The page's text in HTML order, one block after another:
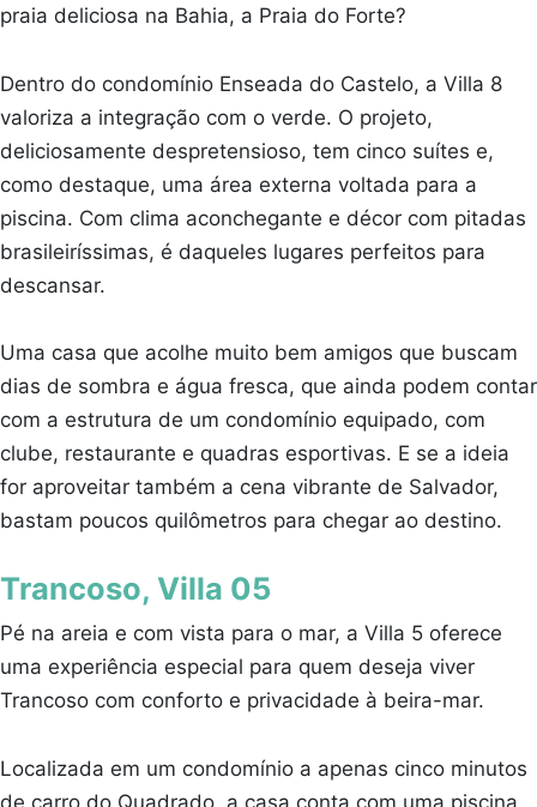
praia deliciosa na Bahia, a Praia do Forte?
Dentro do condomínio Enseada do Castelo, a Villa 8
valoriza a integração com o verde. O projeto,
deliciosamente despretensioso, tem cinco suítes e,
como destaque, uma área externa voltada para a
piscina. Com clima aconchegante e décor com pitadas
brasileiríssimas, é daqueles lugares perfeitos para
descansar.
Uma casa que acolhe muito bem amigos que buscam
dias de sombra e água fresca, que ainda podem contar
com a estrutura de um condomínio equipado, com
clube, restaurante e quadras esportivas. E se a ideia
for aproveitar também a cena vibrante de Salvador,
bastam poucos quilômetros para chegar ao destino.
Trancoso, Villa 05
Pé na areia e com vista para o mar, a Villa 5 oferece
uma experiência especial para quem deseja viver
Trancoso com conforto e privacidade à beira-mar.
Localizada em um condomínio a apenas cinco minutos
de carro do Quadrado, a casa conta com uma piscina